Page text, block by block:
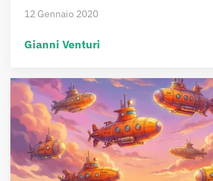
12 Gennaio 2020
Gianni Venturi